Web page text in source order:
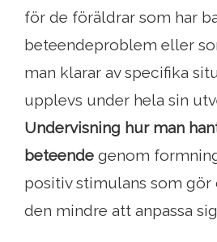
för de föräldrar som har
beteendeproblem eller
man klarar av specifika
upplevs under hela sin
Undervisning hur man
beteende genom
positiv stimulans som
den mindre att anpassa